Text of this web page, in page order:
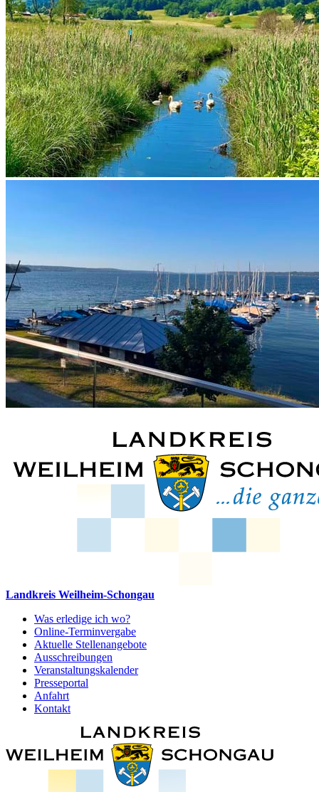
Landkreis Weilheim-Schongau
Was erledige ich wo?
Online-Terminvergabe
Aktuelle Stellenangebote
Ausschreibungen
Veranstaltungskalender
Presseportal
Anfahrt
Kontakt